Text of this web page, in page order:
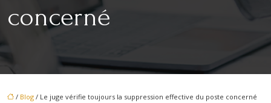
concerné
/ Blog / Le juge vérifie toujours la suppression effective du poste concerné